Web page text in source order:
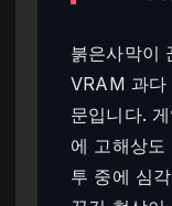
붉은사막이
VRAM 과다
문입니다.
에 고해상도
투 중에 심